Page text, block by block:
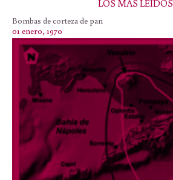
LOS MÁS LEÍDOS
Bombas de corteza de pan
01 enero, 1970